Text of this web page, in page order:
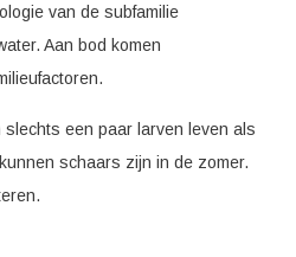
van de subfamilie
Aan bod komen
een paar larven leven als
schaars zijn in de zomer.